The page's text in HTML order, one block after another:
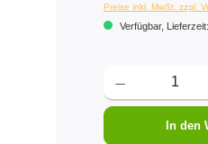
Preise inkl. MwSt. zzgl.
Verfügbar,
In den